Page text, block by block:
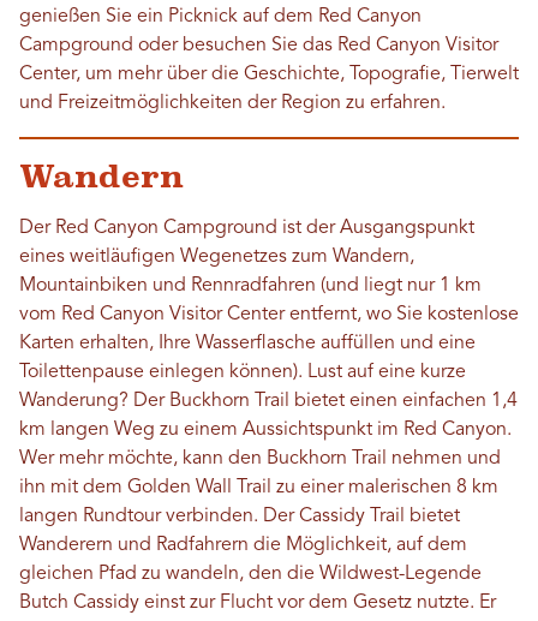
genießen Sie ein Picknick auf dem Red Canyon
Campground oder besuchen Sie das Red Canyon Visitor
Center, um mehr über die Geschichte, Topografie, Tierwelt
und Freizeitmöglichkeiten der Region zu erfahren.
Wandern
Der Red Canyon Campground ist der Ausgangspunkt
eines weitläufigen Wegenetzes zum Wandern,
Mountainbiken und Rennradfahren (und liegt nur 1 km
vom Red Canyon Visitor Center entfernt, wo Sie kostenlose
Karten erhalten, Ihre Wasserflasche auffüllen und eine
Toilettenpause einlegen können). Lust auf eine kurze
Wanderung? Der Buckhorn Trail bietet einen einfachen 1,4
km langen Weg zu einem Aussichtspunkt im Red Canyon.
Wer mehr möchte, kann den Buckhorn Trail nehmen und
ihn mit dem Golden Wall Trail zu einer malerischen 8 km
langen Rundtour verbinden. Der Cassidy Trail bietet
Wanderern und Radfahrern die Möglichkeit, auf dem
gleichen Pfad zu wandeln, den die Wildwest-Legende
Butch Cassidy einst zur Flucht vor dem Gesetz nutzte. Er